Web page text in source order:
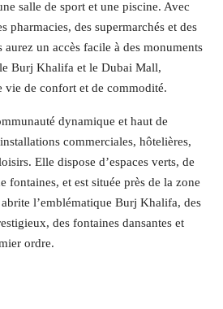
salle de sport et une piscine. Avec
pharmacies, des supermarchés et des
un accès facile à des monuments
Burj Khalifa et le Dubai Mall,
vie de confort et de commodité.
dynamique et haut de
commerciales, hôtelières,
Elle dispose d’espaces verts, de
fontaines, et est située près de la zone
l’emblématique Burj Khalifa, des
des fontaines dansantes et
ordre.